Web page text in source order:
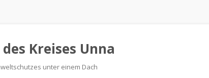
Kreises Unna
unter einem Dach